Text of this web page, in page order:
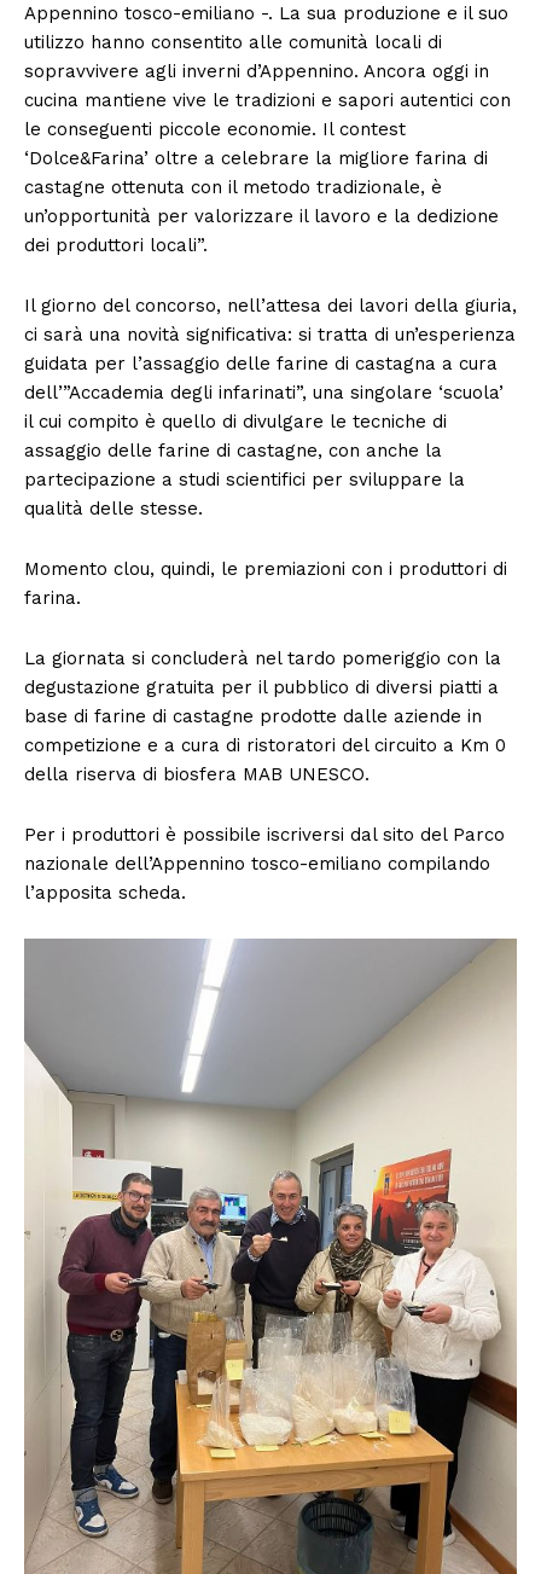
Appennino tosco-emiliano -. La sua produzione e il suo
utilizzo hanno consentito alle comunità locali di
sopravvivere agli inverni d’Appennino. Ancora oggi in
cucina mantiene vive le tradizioni e sapori autentici con
le conseguenti piccole economie. Il contest
‘Dolce&Farina’ oltre a celebrare la migliore farina di
castagne ottenuta con il metodo tradizionale, è
un’opportunità per valorizzare il lavoro e la dedizione
dei produttori locali”.
Il giorno del concorso, nell’attesa dei lavori della giuria,
ci sarà una novità significativa: si tratta di un’esperienza
guidata per l’assaggio delle farine di castagna a cura
dell’”Accademia degli infarinati”, una singolare ‘scuola’
il cui compito è quello di divulgare le tecniche di
assaggio delle farine di castagne, con anche la
partecipazione a studi scientifici per sviluppare la
qualità delle stesse.
Momento clou, quindi, le premiazioni con i produttori di
farina.
La giornata si concluderà nel tardo pomeriggio con la
degustazione gratuita per il pubblico di diversi piatti a
base di farine di castagne prodotte dalle aziende in
competizione e a cura di ristoratori del circuito a Km 0
della riserva di biosfera MAB UNESCO.
Per i produttori è possibile iscriversi dal sito del Parco
nazionale dell’Appennino tosco-emiliano compilando
l’apposita scheda.